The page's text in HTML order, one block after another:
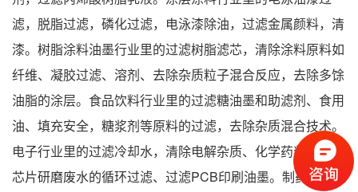
滤，脱脂过滤，磷化过滤，电泳漆除油，过滤金属颜料，清
漆。树脂涂料油墨行业里的过滤树脂滤芯，清除涂料原料如
纤维、凝胶过滤、溶剂、去除杂质粒子混合反应，去除多馀
油脂的涂层。食品饮料行业里的过滤糖油墨和助滤剂、食用
油、填充安全，糖浆剂等原料的过滤，去除杂质混合技术。
电子行业里的过滤冷却水，清除电解杂质、化学药浆过滤、
芯片研磨废水的循环过滤、过滤PCB印刷油墨。制药行业里